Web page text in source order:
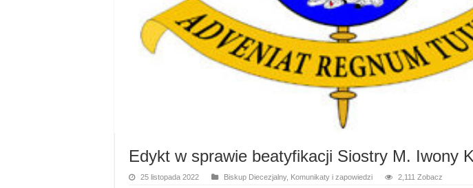
Edykt w sprawie beatyfikacji Siostry M. Iwony
25 listopada 2022 Biskup Diecezjalny, Komunikaty i zapowiedzi 2,111 Zobacz